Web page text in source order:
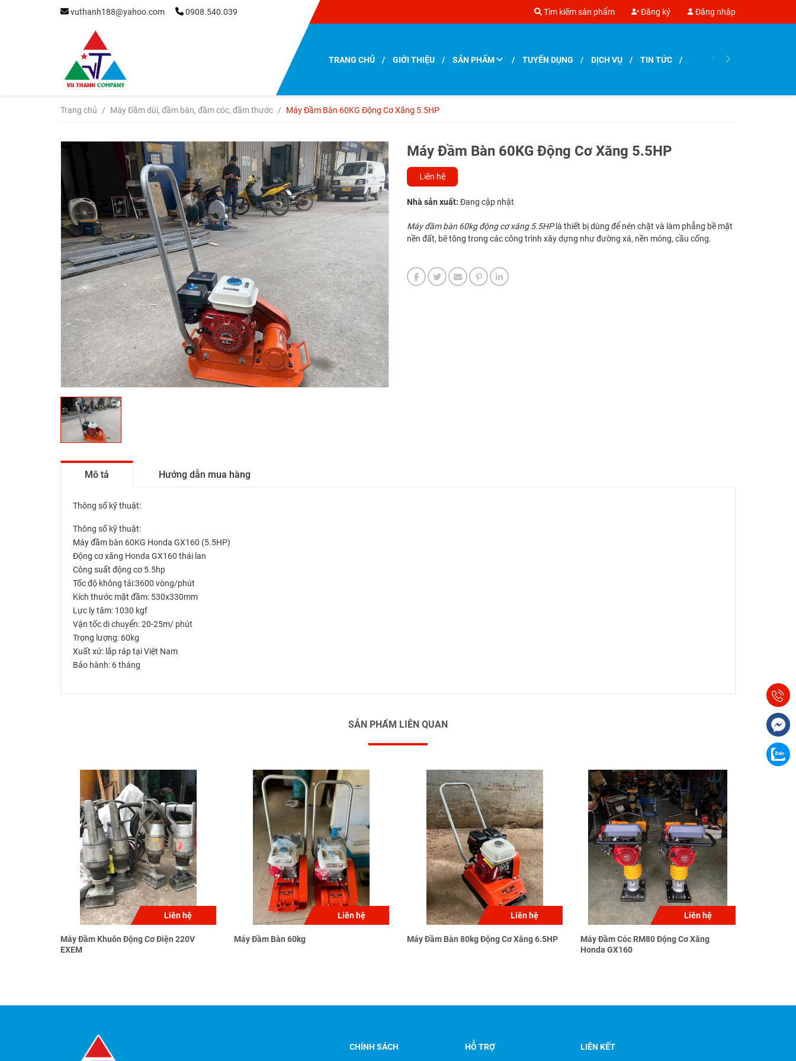
vuthanh188@yahoo.com 0908.540.039 Tìm kiếm sản phẩm Đăng ký Đăng nhập
TRANG CHỦ GIỚI THIỆU SẢN PHẨM TUYỂN DỤNG DỊCH VỤ TIN TỨC
Trang chủ / Máy Đầm dùi, đầm bàn, đầm cóc, đầm thước / Máy Đầm Bàn 60KG Động Cơ Xăng 5.5HP
Máy Đầm Bàn 60KG Động Cơ Xăng 5.5HP
Liên hệ
Nhà sản xuất: Đang cập nhật
Máy đầm bàn 60kg động cơ xăng 5.5HPlà thiết bị dùng để nén chặt và làm phẳng bề mặt
nền đất, bê tông trong các công trình xây dựng như đường xá, nền móng, cầu cống.
Mô tả Hướng dẫn mua hàng
Thông số kỹ thuật:
Thông số kỹ thuật:
Máy đầm bàn 60KG Honda GX160 (5.5HP)
Động cơ xăng Honda GX160 thái lan
Công suất động cơ 5.5hp
Tốc độ không tải:3600 vòng/phút
Kích thước mặt đầm: 530x330mm
Lực ly tâm: 1030 kgf
Vận tốc di chuyển: 20-25m/ phút
Trọng lượng: 60kg
Xuất xứ: lắp ráp tại Việt Nam
Bảo hành: 6 tháng
SẢN PHẨM LIÊN QUAN
Liên hệ
Máy Đầm Khuôn Động Cơ Điện 220V
EXEM
Liên hệ
Máy Đầm Bàn 60kg
Liên hệ
Máy Đầm Bàn 80kg Động Cơ Xăng 6.5HP
Liên hệ
Máy Đầm Cóc RM80 Động Cơ Xăng
Honda GX160
CHÍNH SÁCH HỖ TRỢ LIÊN KẾT